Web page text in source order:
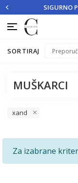
PRIJAVITE SESIGURNO
MUŠKARCI
SORTIRAJ
xand
Za izabrane